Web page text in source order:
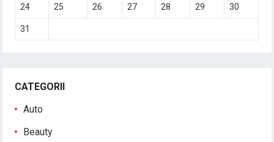
24 25 26 27 28 29 30
31
CATEGORII
Auto
Beauty